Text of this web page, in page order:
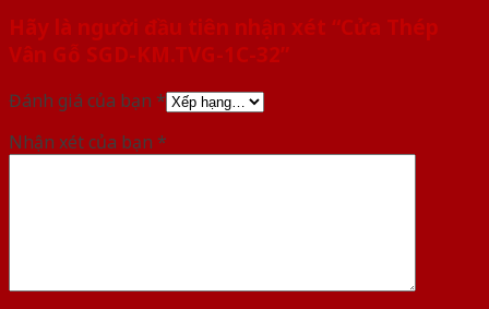
Hãy là người đầu tiên nhận xét “Cửa Thép
Vân Gỗ SGD-KM.TVG-1C-32”
Đánh giá của bạn *
Nhận xét của bạn *